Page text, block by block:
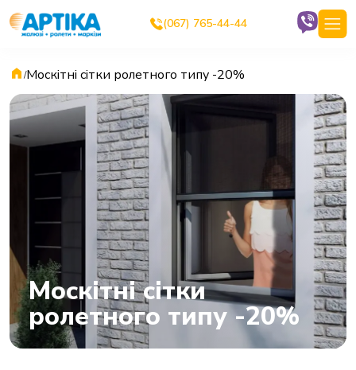
(067) 765-44-44
/Москітні сітки ролетного типу -20%
Москітні сітки
ролетного типу -20%